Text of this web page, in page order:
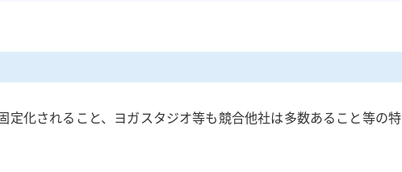
定化されること、ヨガスタジオ等も競合他社は多数あること等の特